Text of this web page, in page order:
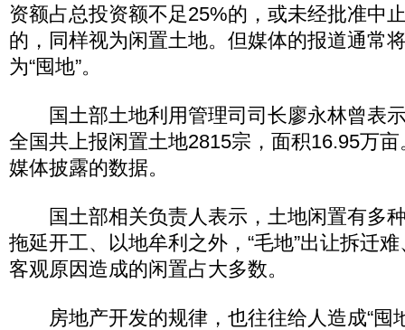
资额占总投资额不足25%的，或未经批准中
的，同样视为闲置土地。但媒体的报道通常
为“囤地”。
国土部土地利用管理司司长廖永林曾表
全国共上报闲置土地2815宗，面积16.95万
媒体披露的数据。
国土部相关负责人表示，土地闲置有多
拖延开工、以地牟利之外，“毛地”出让拆迁
客观原因造成的闲置占大多数。
房地产开发的规律，也往往给人造成“囤